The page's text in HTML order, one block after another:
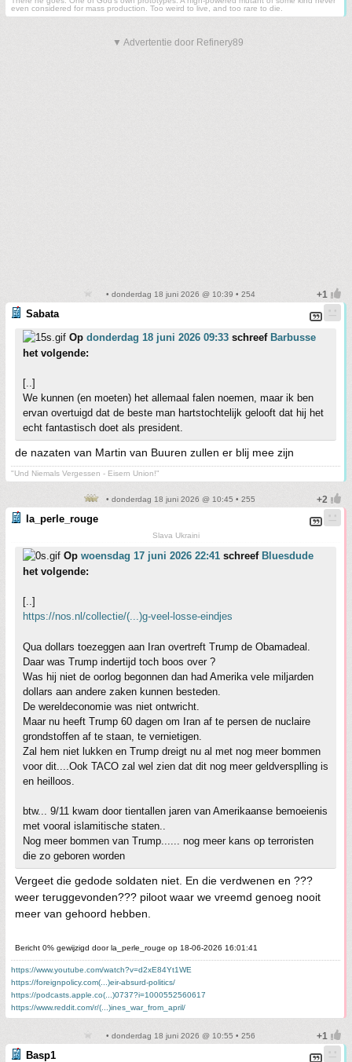
even considered for mass production. Too weird to live, and too rare to die.
▼ Advertentie door Refinery89
• donderdag 18 juni 2026 @ 10:39 • 254
Sabata
Op donderdag 18 juni 2026 09:33 schreef Barbusse
het volgende:
[..]
We kunnen (en moeten) het allemaal falen noemen, maar ik ben
ervan overtuigd dat de beste man hartstochtelijk gelooft dat hij het
echt fantastisch doet als president.
de nazaten van Martin van Buuren zullen er blij mee zijn
"Und Niemals Vergessen - Eisern Union!"
• donderdag 18 juni 2026 @ 10:45 • 255
la_perle_rouge
Slava Ukraini
Op woensdag 17 juni 2026 22:41 schreef Bluesdude
het volgende:
[..]
https://nos.nl/collectie/(...)g-veel-losse-eindjes
Qua dollars toezeggen aan Iran overtreft Trump de Obamadeal.
Daar was Trump indertijd toch boos over ?
Was hij niet de oorlog begonnen dan had Amerika vele miljarden
dollars aan andere zaken kunnen besteden.
De wereldeconomie was niet ontwricht.
Maar nu heeft Trump 60 dagen om Iran af te persen de nuclaire
grondstoffen af te staan, te vernietigen.
Zal hem niet lukken en Trump dreigt nu al met nog meer bommen
voor dit....Ook TACO zal wel zien dat dit nog meer geldversplling is
en heilloos.
btw... 9/11 kwam door tientallen jaren van Amerikaanse bemoeienis
met vooral islamitische staten..
Nog meer bommen van Trump...... nog meer kans op terroristen
die zo geboren worden
Vergeet die gedode soldaten niet. En die verdwenen en ???
weer teruggevonden??? piloot waar we vreemd genoeg nooit
meer van gehoord hebben.
Bericht 0% gewijzigd door la_perle_rouge op 18-06-2026 16:01:41
https://www.youtube.com/watch?v=d2xE84Yt1WE
https://foreignpolicy.com(...)eir-absurd-politics/
https://podcasts.apple.co(...)0737?i=1000552560617
https://www.reddit.com/r/(...)ines_war_from_april/
• donderdag 18 juni 2026 @ 10:55 • 256
Basp1